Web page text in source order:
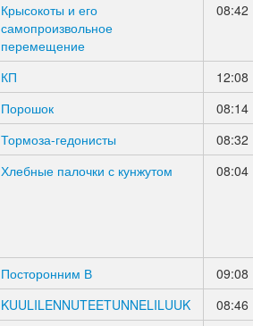
Крысокоты и его
самопроизвольное
перемещение
08:42
КП
12:08
Порошок
08:14
Тормоза-гедонисты
08:32
Хлебные палочки с кунжутом 08:04
Посторонним В
09:08
KUULILENNUTEETUNNELILUUK
08:46